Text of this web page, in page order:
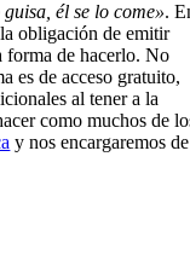
guisa, él se lo come».
obligación de emitir
forma de hacerlo. No
es de acceso gratuito,
al tener a la
como muchos de
y nos encargaremos de